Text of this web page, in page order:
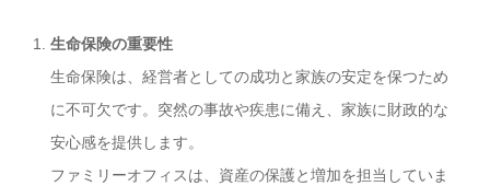
生命保険の重要性
生命保険は、経営者としての成功と家族の安定を保つため
に不可欠です。突然の事故や疾患に備え、家族に財政的な
安心感を提供します。
ファミリーオフィスは、資産の保護と増加を担当していま